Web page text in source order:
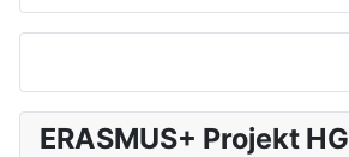
ERASMUS+ Projekt HG